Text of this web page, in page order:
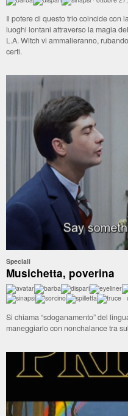
Il potere di questo trio coincide con
luoghi lontani attraverso la magia
L.A. Witch vi ammalieranno,
certi.
Speciali
Musichetta, poverina
·
Si chiama “sdoganamento” del
maneggiarlo con nonchalance tra